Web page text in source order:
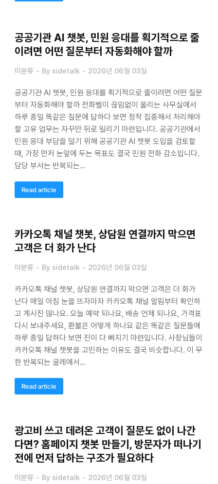
공공기관 AI 챗봇, 민원 응대를 획기적으로 줄
이려면 어떤 질문부터 자동화해야 할까
미분류 By sidetalk 2026년 06월 03일
공공기관 AI 챗봇, 민원 응대를 획기적으로 줄이려면 어떤 질문
부터 자동화해야 할까 전화벨이 끊임없이 울리는 사무실에서
하루 종일 똑같은 질문에 답하다 보면 정작 집중해서 처리해야
할 고유 업무는 자꾸만 뒤로 밀리기 마련입니다. 공공기관에서
민원 응대 부담을 덜기 위해 공공기관 AI 챗봇 도입을 검토할
때, 가장 먼저 눈앞에 두는 목표도 결국 민원 전화 감소입니다.
담당 부서는 반복되는…
Read article
카카오톡 채널 챗봇, 상담원 연결까지 막으면
고객은 더 화가 난다
미분류 By sidetalk 2026년 06월 03일
카카오톡 채널 챗봇, 상담원 연결까지 막으면 고객은 더 화가
난다 매일 아침 눈을 뜨자마자 카카오톡 채널 알림부터 확인하
고 계시진 않나요. 오늘 예약 되나요, 배송 언제 되나요, 가격표
다시 보내주세요, 환불은 어떻게 하나요 같은 똑같은 질문들에
하루 종일 답하다 보면 진이 다 빠지기 마련입니다. 사장님들이
카카오톡 채널 챗봇을 고민하는 이유도 결국 비슷합니다. 이 무
한 반복되는 굴레에서…
Read article
광고비 쓰고 데려온 고객이 질문도 없이 나간
다면? 홈페이지 챗봇 만들기, 방문자가 떠나기
전에 먼저 답하는 구조가 필요하다
미분류 By sidetalk 2026년 06월 03일